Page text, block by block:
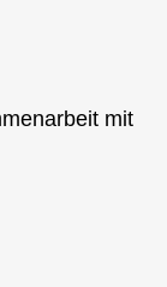
mit